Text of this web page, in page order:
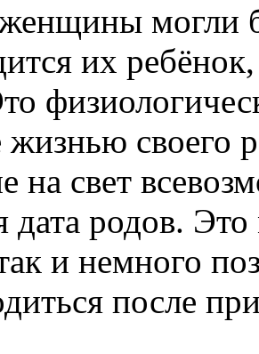
могли
их
своего
на свет
дата родов.
и немного
после